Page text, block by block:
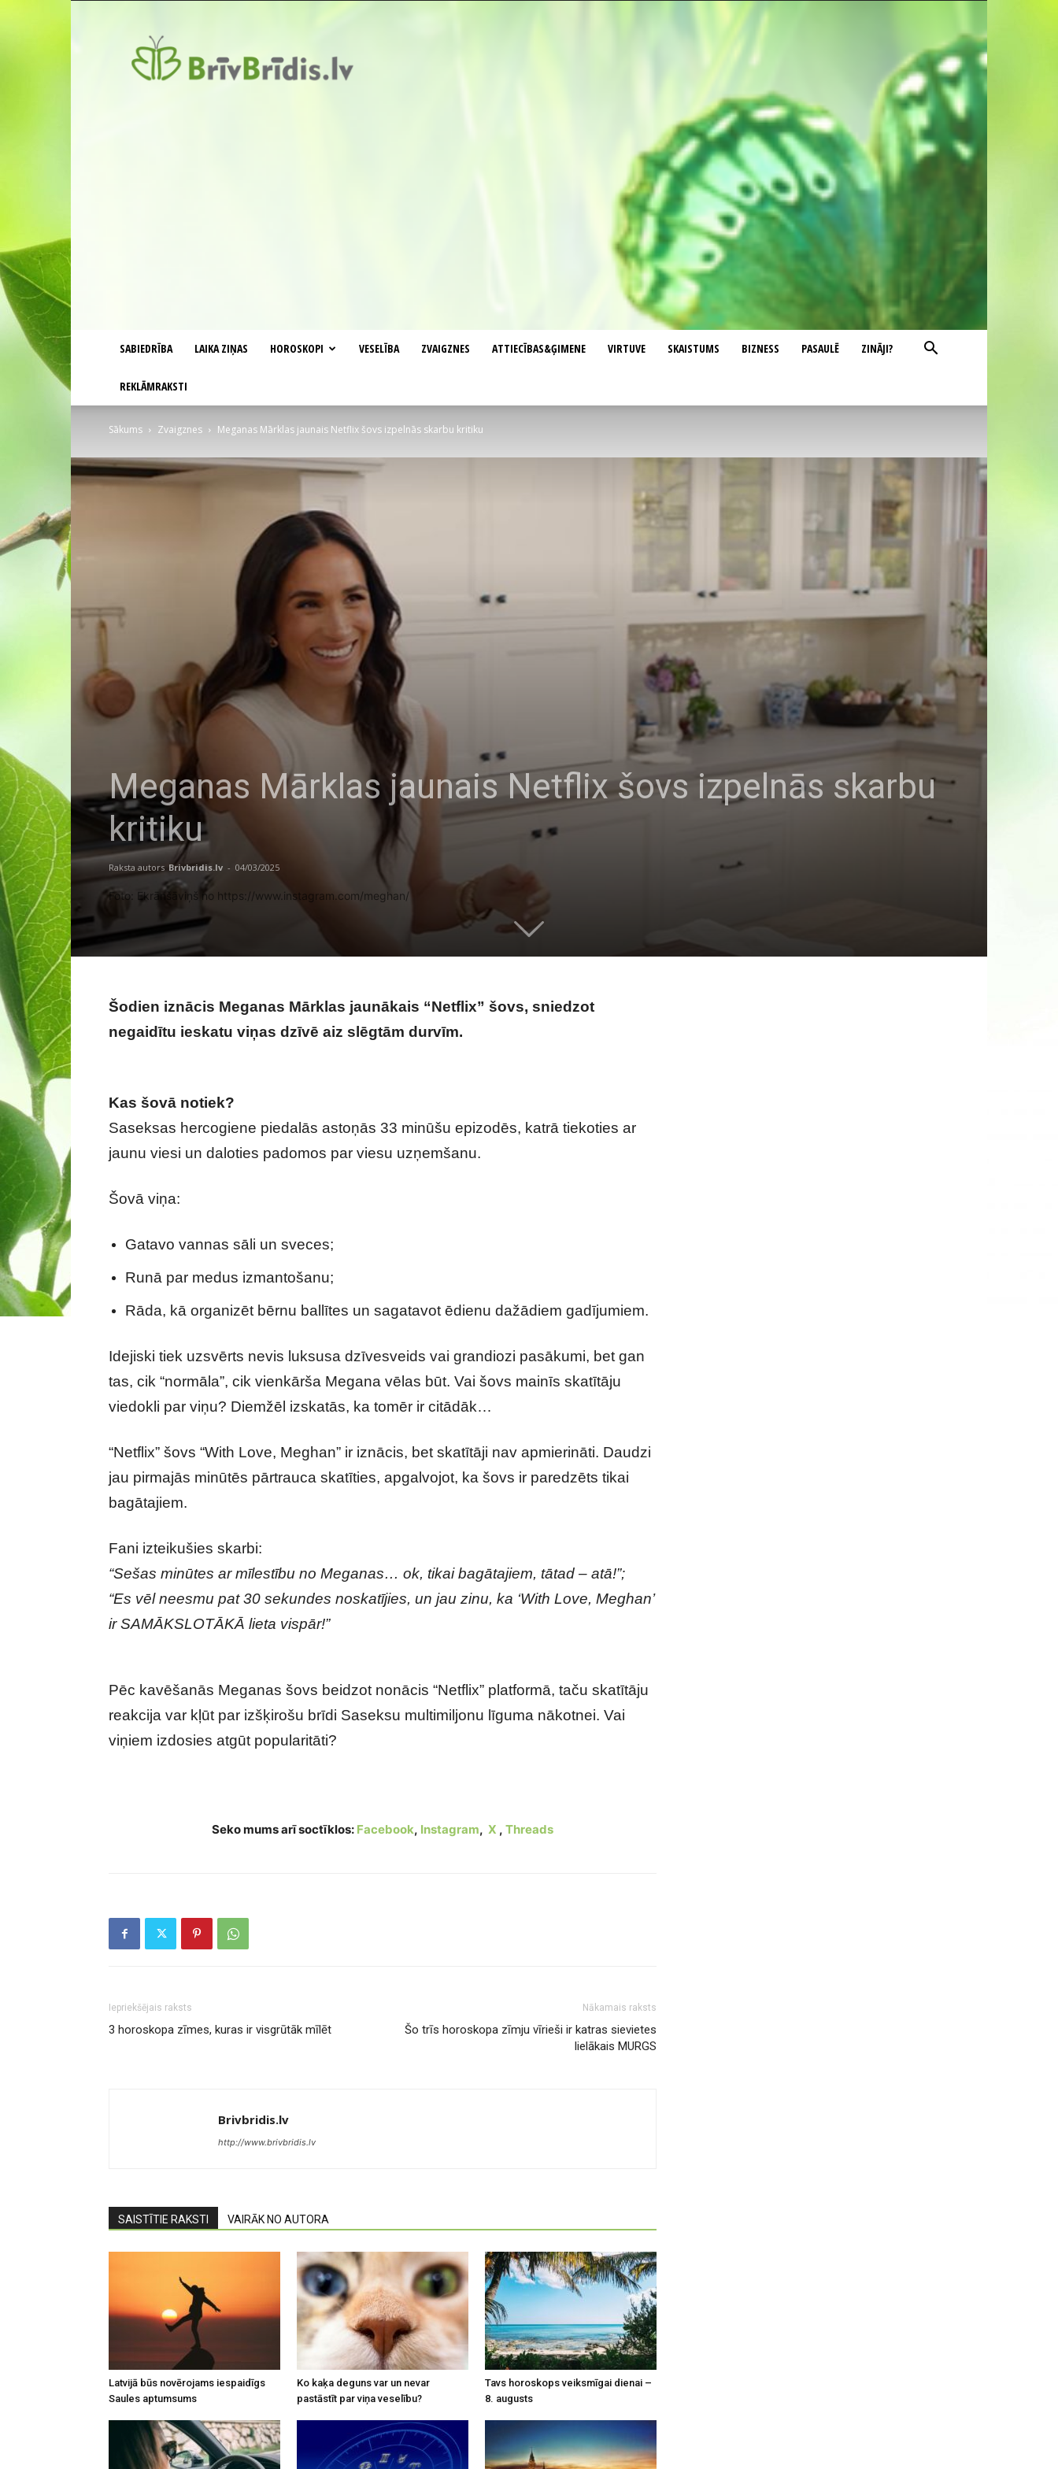
SABIEDRĪBA LAIKA ZIŅAS HOROSKOPI VESELĪBA ZVAIGZNES ATTIECĪBAS&ĢIMENE VIRTUVE SKAISTUMS BIZNESS PASAULĒ ZINĀJI?
REKLĀMRAKSTI
Sākums Zvaigznes Meganas Mārklas jaunais Netflix šovs izpelnās skarbu kritiku
Meganas Mārklas jaunais Netflix šovs izpelnās skarbu
kritiku
Raksta autors Brivbridis.lv - 04/03/2025
Foto: Ekrānšāviņš no https://www.instagram.com/meghan/
Šodien iznācis Meganas Mārklas jaunākais “Netflix” šovs, sniedzot
negaidītu ieskatu viņas dzīvē aiz slēgtām durvīm.
Kas šovā notiek?
Saseksas hercogiene piedalās astoņās 33 minūšu epizodēs, katrā tiekoties ar
jaunu viesi un daloties padomos par viesu uzņemšanu.
Šovā viņa:
Gatavo vannas sāli un sveces;
Runā par medus izmantošanu;
Rāda, kā organizēt bērnu ballītes un sagatavot ēdienu dažādiem gadījumiem.
Idejiski tiek uzsvērts nevis luksusa dzīvesveids vai grandiozi pasākumi, bet gan
tas, cik “normāla”, cik vienkārša Megana vēlas būt. Vai šovs mainīs skatītāju
viedokli par viņu? Diemžēl izskatās, ka tomēr ir citādāk…
“Netflix” šovs “With Love, Meghan” ir iznācis, bet skatītāji nav apmierināti. Daudzi
jau pirmajās minūtēs pārtrauca skatīties, apgalvojot, ka šovs ir paredzēts tikai
bagātajiem.
Fani izteikušies skarbi:
“Sešas minūtes ar mīlestību no Meganas… ok, tikai bagātajiem, tātad – atā!”;
“Es vēl neesmu pat 30 sekundes noskatījies, un jau zinu, ka ‘With Love, Meghan’
ir SAMĀKSLOTĀKĀ lieta vispār!”
Pēc kavēšanās Meganas šovs beidzot nonācis “Netflix” platformā, taču skatītāju
reakcija var kļūt par izšķirošu brīdi Saseksu multimiljonu līguma nākotnei. Vai
viņiem izdosies atgūt popularitāti?
Seko mums arī soctīklos: Facebook, Instagram, X , Threads
Iepriekšējais raksts
3 horoskopa zīmes, kuras ir visgrūtāk mīlēt
Nākamais raksts
Šo trīs horoskopa zīmju vīrieši ir katras sievietes
lielākais MURGS
Brivbridis.lv
http://www.brivbridis.lv
SAISTĪTIE RAKSTI VAIRĀK NO AUTORA
Latvijā būs novērojams iespaidīgs
Saules aptumsums
Ko kaķa deguns var un nevar
pastāstīt par viņa veselību?
Tavs horoskops veiksmīgai dienai –
8. augusts